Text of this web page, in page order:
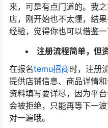
来，可是有点门道的。我
店，刚开始也不太懂，结
经验，觉得你也可以借鉴一
注册流程简单，但
在报名temu招商时，注册
提供店铺信息、商品详情
资料填写要详尽，因为平
会被拒绝，只能再等下一
对一遍哦。